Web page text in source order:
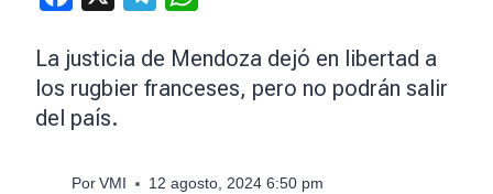
La justicia de Mendoza dejó en libertad a
los rugbier franceses, pero no podrán salir
del país.
Por VMI 12 agosto, 2024 6:50 pm